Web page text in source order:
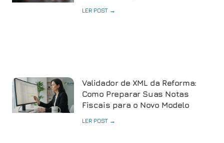
LER POST →
Validador de XML da Reforma:
Como Preparar Suas Notas
Fiscais para o Novo Modelo
LER POST →